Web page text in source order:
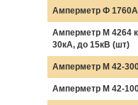
Амперметр Ф
Амперметр М 4264
30кА, до 15кВ (шт)
Амперметр М 42-
Амперметр М 42-